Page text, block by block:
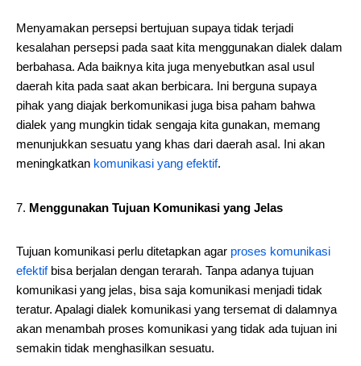
Menyamakan persepsi bertujuan supaya tidak terjadi
kesalahan persepsi pada saat kita menggunakan dialek dalam
berbahasa. Ada baiknya kita juga menyebutkan asal usul
daerah kita pada saat akan berbicara. Ini berguna supaya
pihak yang diajak berkomunikasi juga bisa paham bahwa
dialek yang mungkin tidak sengaja kita gunakan, memang
menunjukkan sesuatu yang khas dari daerah asal. Ini akan
meningkatkan komunikasi yang efektif.
Menggunakan Tujuan Komunikasi yang Jelas
Tujuan komunikasi perlu ditetapkan agar proses komunikasi
efektifbisa berjalan dengan terarah. Tanpa adanya tujuan
komunikasi yang jelas, bisa saja komunikasi menjadi tidak
teratur. Apalagi dialek komunikasi yang tersemat di dalamnya
akan menambah proses komunikasi yang tidak ada tujuan ini
semakin tidak menghasilkan sesuatu.